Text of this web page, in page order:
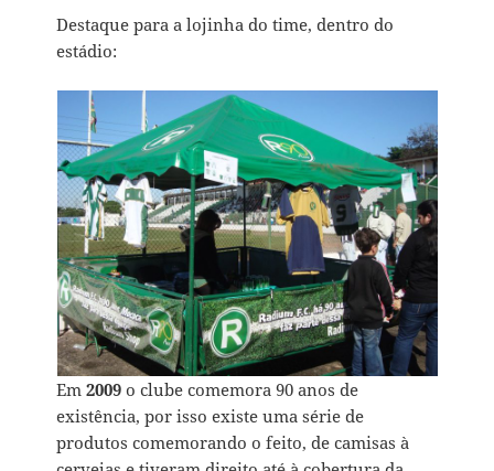
Destaque para a lojinha do time, dentro do
estádio:
Em2009 o clube comemora 90 anos de
existência, por isso existe uma série de
produtos comemorando o feito, de camisas à